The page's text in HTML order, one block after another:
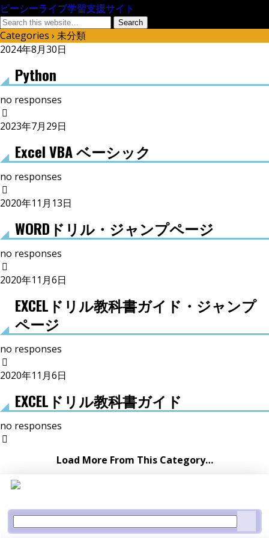
ピーシーライブ学習支援サイト
Categories › 未分類
2024年8月30日
Python
no responses
2023年7月29日
Excel VBA ベーシック
no responses
2020年11月13日
WORDドリル・ジャンプページ
no responses
2020年11月6日
EXCELドリル教科書ガイド・ジャンプ
ページ
no responses
2020年11月6日
EXCELドリル教科書ガイド
no responses
Load More From This Category…